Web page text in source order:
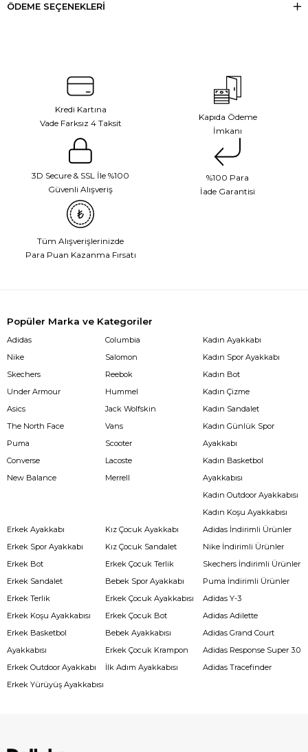
ÖDEME SEÇENEKLERI
Kredi Kartına
Vade Farksız 4 Taksit
Kapıda Ödeme
İmkanı
3D Secure & SSL İle %100
Güvenli Alışveriş
%100 Para
İade Garantisi
Tüm Alışverişlerinizde
Para Puan Kazanma Fırsatı
Popüler Marka ve Kategoriler
Adidas
Nike
Skechers
Under Armour
Asics
The North Face
Puma
Converse
New Balance
Columbia
Salomon
Reebok
Hummel
Jack Wolfskin
Vans
Scooter
Lacoste
Merrell
Kadın Ayakkabı
Kadın Spor Ayakkabı
Kadın Bot
Kadın Çizme
Kadın Sandalet
Kadın Günlük Spor
Ayakkabı
Kadın Basketbol
Ayakkabısı
Kadın Outdoor Ayakkabısı
Kadın Koşu Ayakkabısı
Erkek Ayakkabı
Erkek Spor Ayakkabı
Erkek Bot
Erkek Sandalet
Erkek Terlik
Erkek Koşu Ayakkabısı
Erkek Basketbol
Ayakkabısı
Erkek Outdoor Ayakkabı
Erkek Yürüyüş Ayakkabısı
Kız Çocuk Ayakkabı
Kız Çocuk Sandalet
Erkek Çocuk Terlik
Bebek Spor Ayakkabı
Erkek Çocuk Ayakkabısı
Erkek Çocuk Bot
Bebek Ayakkabısı
Erkek Çocuk Krampon
İlk Adım Ayakkabısı
Adidas İndirimli Ürünler
Nike İndirimli Ürünler
Skechers İndirimli Ürünler
Puma İndirimli Ürünler
Adidas Y-3
Adidas Adilette
Adidas Grand Court
Adidas Response Super 3.0
Adidas Tracefinder